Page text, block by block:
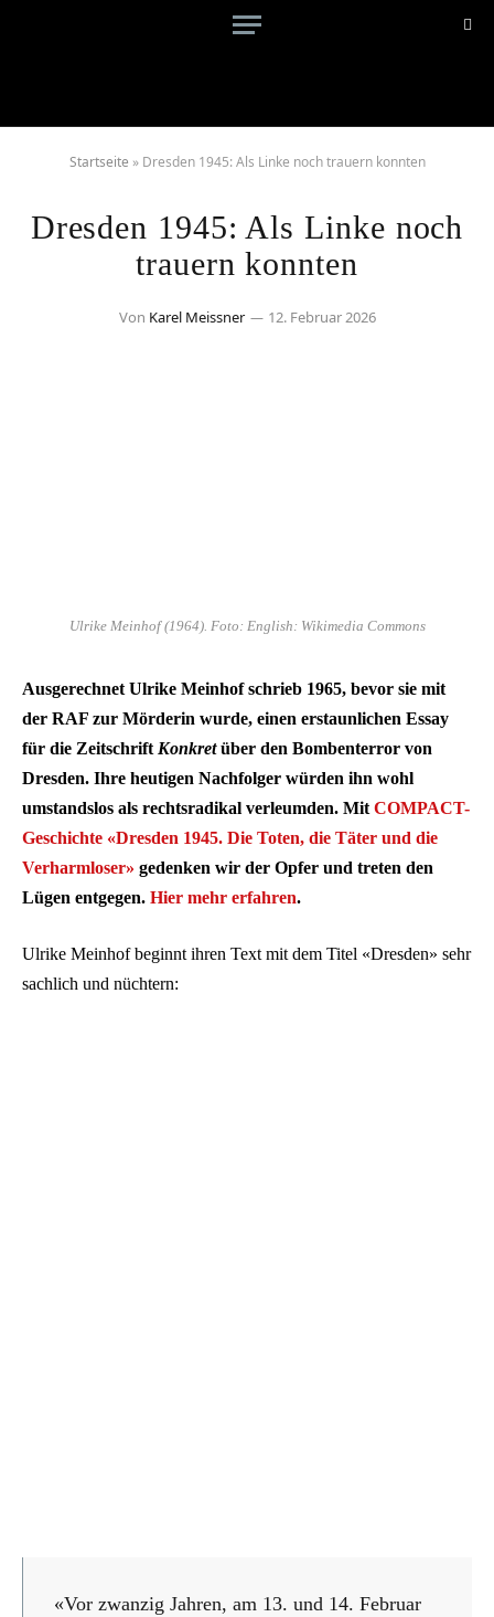
Startseite » Dresden 1945: Als Linke noch trauern konnten
Dresden 1945: Als Linke noch
trauern konnten
Von Karel Meissner 12. Februar 2026
Ulrike Meinhof (1964). Foto: English: Wikimedia Commons
Ausgerechnet Ulrike Meinhof schrieb 1965, bevor sie mit
der RAF zur Mörderin wurde, einen erstaunlichen Essay
für die Zeitschrift Konkretüber den Bombenterror von
Dresden. Ihre heutigen Nachfolger würden ihn wohl
umstandslos als rechtsradikal verleumden. Mit COMPACT-
Geschichte «Dresden 1945. Die Toten, die Täter und die
Verharmloser» gedenken wir der Opfer und treten den
Lügen entgegen. Hier mehr erfahren.
Ulrike Meinhof beginnt ihren Text mit dem Titel «Dresden» sehr
sachlich und nüchtern:
«Vor zwanzig Jahren, am 13. und 14. Februar